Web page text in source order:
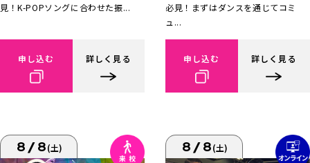
見！K-POPソングに合わせた振...
申し込む 詳しく見る
必見！まずはダンスを通じてコミ
ュ...
申し込む 詳しく見る
8/8(土) 8/8(土)